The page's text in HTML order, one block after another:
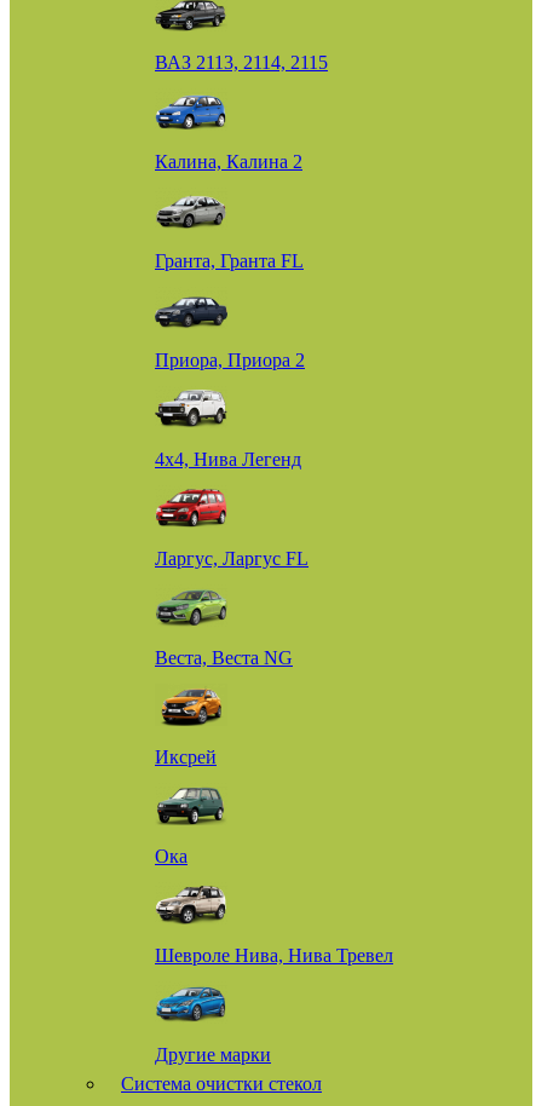
ВАЗ 2113, 2114, 2115
Калина, Калина 2
Гранта, Гранта FL
Приора, Приора 2
4х4, Нива Легенд
Ларгус, Ларгус FL
Веста, Веста NG
Иксрей
Ока
Шевроле Нива, Нива Тревел
Другие марки
Система очистки стекол